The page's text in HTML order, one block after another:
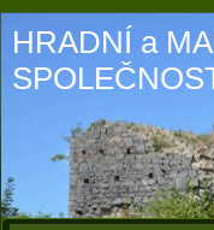
HRADNÍ a